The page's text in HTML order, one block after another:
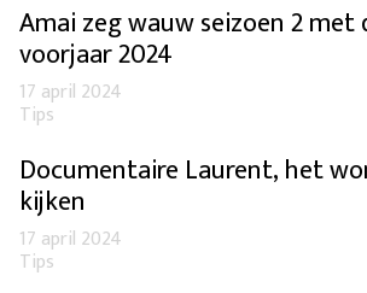
Amai zeg wauw seizoen 2 met
voorjaar 2024
17 april 2024
Tips
Documentaire Laurent, het
kijken
17 april 2024
Tips